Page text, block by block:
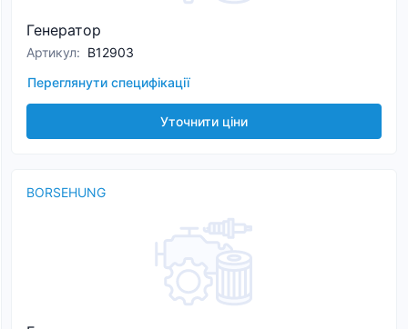
Генератор
Артикул: B12903
Переглянути специфікації
Уточнити ціни
BORSEHUNG